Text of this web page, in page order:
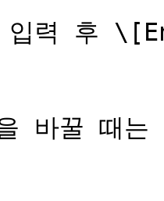
력 후
바꿀 때